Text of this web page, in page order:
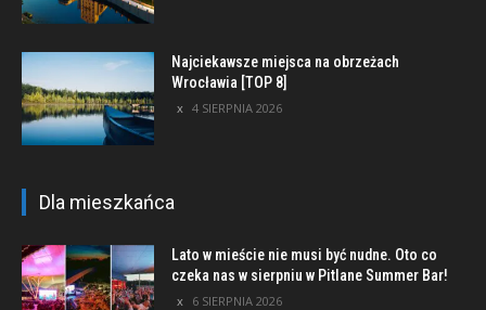
Najciekawsze miejsca na obrzeżach
Wrocławia [TOP 8]
4 SIERPNIA 2026
Dla mieszkańca
Lato w mieście nie musi być nudne. Oto co
czeka nas w sierpniu w Pitlane Summer Bar!
6 SIERPNIA 2026